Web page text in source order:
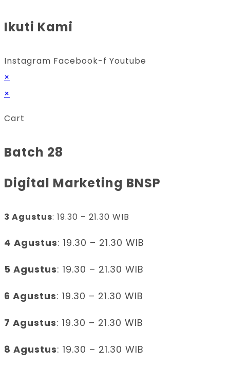
Ikuti Kami
Instagram Facebook-f Youtube
×
×
Cart
Batch 28
Digital Marketing BNSP
3 Agustus: 19.30 – 21.30 WIB
4 Agustus: 19.30 – 21.30 WIB
5 Agustus: 19.30 – 21.30 WIB
6 Agustus: 19.30 – 21.30 WIB
7 Agustus: 19.30 – 21.30 WIB
8 Agustus: 19.30 – 21.30 WIB